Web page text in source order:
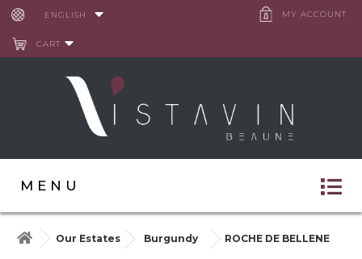
MY ACCOUNT
ENGLISH
CART
MENU
Our Estates Burgundy ROCHE DE BELLENE
Cookies management panel